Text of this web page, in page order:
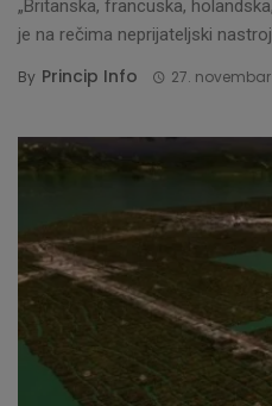
„Britanska, francuska,
je na rečima neprijateljski
By Princip Info 27. novembar